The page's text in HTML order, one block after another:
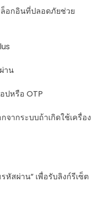
ล็อกอินที่ปลอดภัยช่วย
าน
ปหรือ OTP
จากระบบถ้าเกิดใช้เครื่อง
หัสผ่าน” เพื่อรับลิงก์รีเซ็ต